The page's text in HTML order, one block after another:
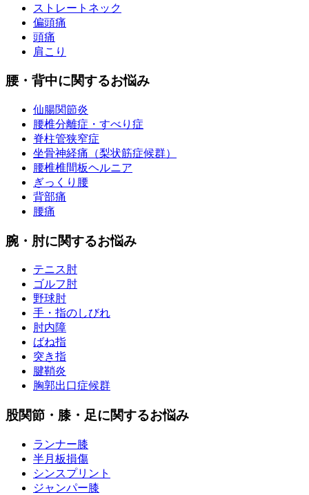
ストレートネック
偏頭痛
頭痛
肩こり
腰・背中に関するお悩み
仙腸関節炎
腰椎分離症・すべり症
脊柱管狭窄症
坐骨神経痛（梨状筋症候群）
腰椎椎間板ヘルニア
ぎっくり腰
背部痛
腰痛
腕・肘に関するお悩み
テニス肘
ゴルフ肘
野球肘
手・指のしびれ
肘内障
ばね指
突き指
腱鞘炎
胸郭出口症候群
股関節・膝・足に関するお悩み
ランナー膝
半月板損傷
シンスプリント
ジャンパー膝